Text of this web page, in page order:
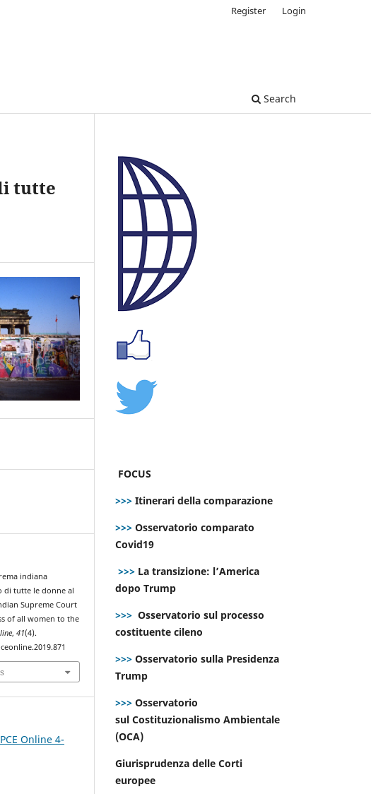
Search
Register Login
tutte
indiana
di tutte le donne al
Supreme Court
of all women to the
,41(4).
Online 4-
FOCUS
>>> Itinerari della comparazione
>>> Osservatorio comparato
Covid19
>>> La transizione: l’America
dopo Trump
>>> Osservatorio sul processo
costituente cileno
>>> Osservatorio sulla Presidenza
Trump
>>> Osservatorio
sul Costituzionalismo Ambientale
(OCA)
Giurisprudenza delle Corti
europee